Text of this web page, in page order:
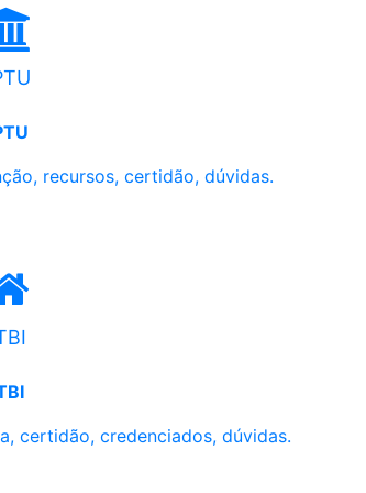
recursos, certidão, dúvidas.
certidão, credenciados, dúvidas.